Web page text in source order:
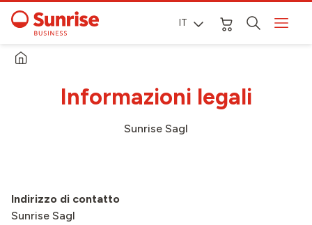
IT
Informazioni legali
Sunrise Sagl
Indirizzo di contatto
Sunrise Sagl